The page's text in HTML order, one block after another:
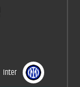
Inter